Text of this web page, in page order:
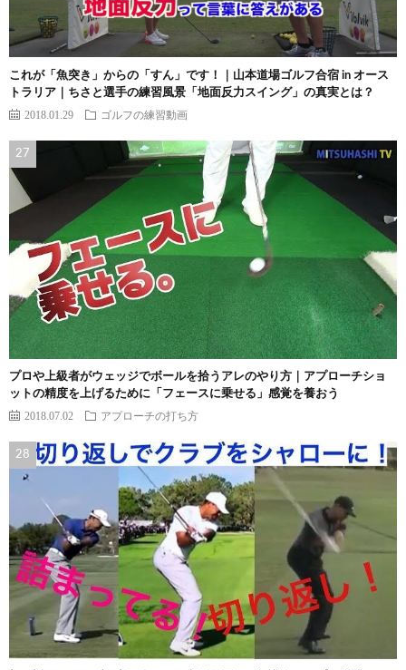
これが「魚突き」からの「すん」です！｜山本道場ゴルフ合宿 in オース
トラリア｜ちさと選手の練習風景「地面反力スイング」の真実とは？
2018.01.29 ゴルフの練習動画
プロや上級者がウェッジでボールを拾うアレのやり方｜アプローチショ
ットの精度を上げるために「フェースに乗せる」感覚を養おう
2018.07.02 アプローチの打ち方